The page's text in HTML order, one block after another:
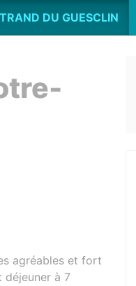
DU GUESCLIN
agréables et fort
déjeuner à 7